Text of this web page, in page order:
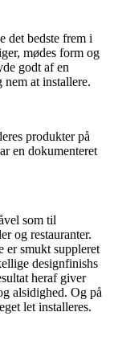
det bedste frem i
mødes form og
godt af en
at installere.
produkter på
en dokumenteret
som til
og restauranter.
er smukt suppleret
designfinishs
heraf giver
alsidighed. Og på
let installeres.